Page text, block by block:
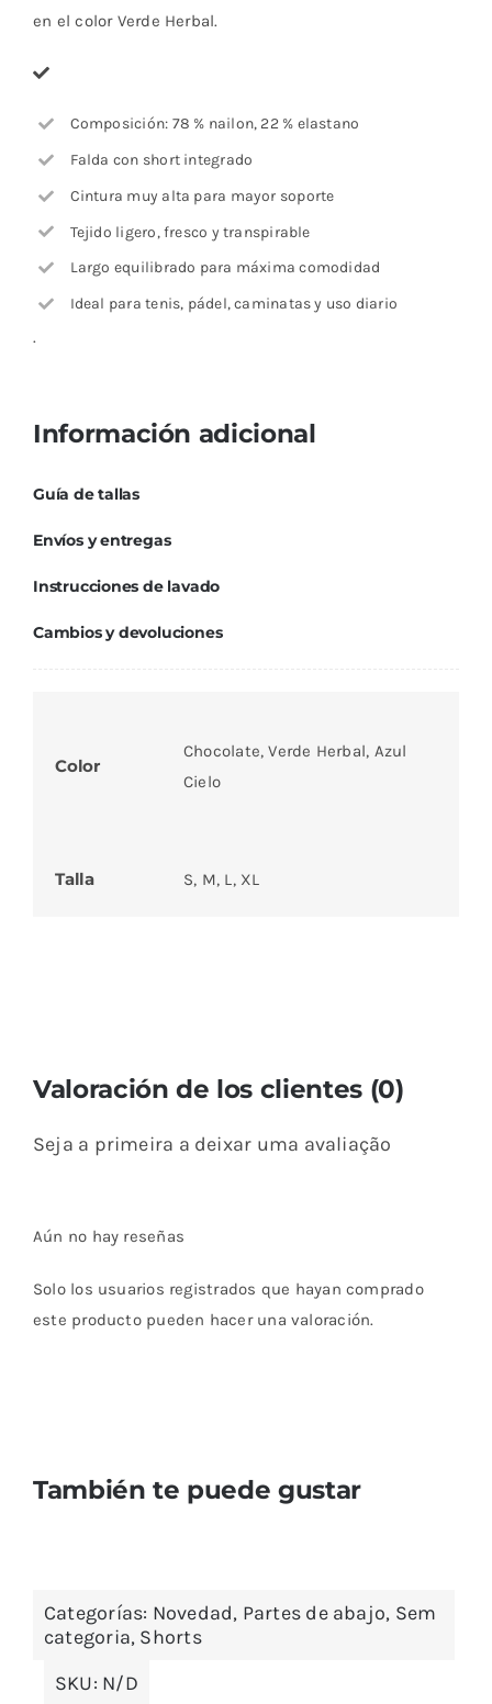
en el color Verde Herbal.
Composición: 78 % nailon, 22 % elastano
Falda con short integrado
Cintura muy alta para mayor soporte
Tejido ligero, fresco y transpirable
Largo equilibrado para máxima comodidad
Ideal para tenis, pádel, caminatas y uso diario
.
Información adicional
Guía de tallas
Envíos y entregas
Instrucciones de lavado
Cambios y devoluciones
Color
Chocolate, Verde Herbal, Azul
Cielo
Talla S, M, L, XL
Valoración de los clientes (0)
Seja a primeira a deixar uma avaliação
Aún no hay reseñas
Solo los usuarios registrados que hayan comprado
este producto pueden hacer una valoración.
También te puede gustar
Categorías: Novedad, Partes de abajo, Sem
categoria, Shorts
SKU: N/D